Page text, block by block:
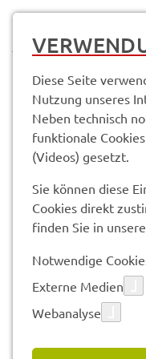
Service­leis­tun­gen &
Vorle­sen
ZEU­GES
Diese Seite
Nutzung unseres
Neben technisch
funktionale
(Videos) gesetzt.
Sie können diese
Cookies direkt
finden Sie in
Notwendige
Externe Medien
Webanalyse